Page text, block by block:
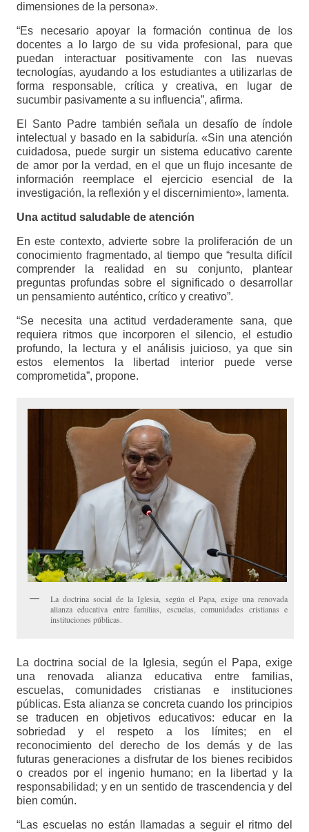
dimensiones de la persona».
“Es necesario apoyar la formación continua de los
docentes a lo largo de su vida profesional, para que
puedan interactuar positivamente con las nuevas
tecnologías, ayudando a los estudiantes a utilizarlas de
forma responsable, crítica y creativa, en lugar de
sucumbir pasivamente a su influencia”, afirma.
El Santo Padre también señala un desafío de índole
intelectual y basado en la sabiduría. «Sin una atención
cuidadosa, puede surgir un sistema educativo carente
de amor por la verdad, en el que un flujo incesante de
información reemplace el ejercicio esencial de la
investigación, la reflexión y el discernimiento», lamenta.
Una actitud saludable de atención
En este contexto, advierte sobre la proliferación de un
conocimiento fragmentado, al tiempo que “resulta difícil
comprender la realidad en su conjunto, plantear
preguntas profundas sobre el significado o desarrollar
un pensamiento auténtico, crítico y creativo”.
“Se necesita una actitud verdaderamente sana, que
requiera ritmos que incorporen el silencio, el estudio
profundo, la lectura y el análisis juicioso, ya que sin
estos elementos la libertad interior puede verse
comprometida”, propone.
La doctrina social de la Iglesia, según el Papa, exige una renovada
alianza educativa entre familias, escuelas, comunidades cristianas e
instituciones públicas.
La doctrina social de la Iglesia, según el Papa, exige
una renovada alianza educativa entre familias,
escuelas, comunidades cristianas e instituciones
públicas. Esta alianza se concreta cuando los principios
se traducen en objetivos educativos: educar en la
sobriedad y el respeto a los límites; en el
reconocimiento del derecho de los demás y de las
futuras generaciones a disfrutar de los bienes recibidos
o creados por el ingenio humano; en la libertad y la
responsabilidad; y en un sentido de trascendencia y del
bien común.
“Las escuelas no están llamadas a seguir el ritmo del